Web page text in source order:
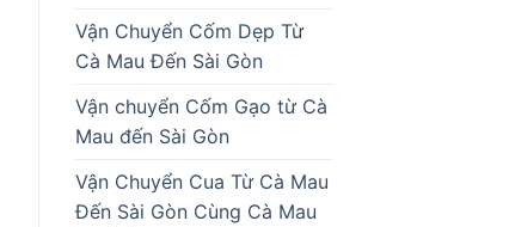
Vận Chuyển Cốm Dẹp Từ
Cà Mau Đến Sài Gòn
Vận chuyển Cốm Gạo từ Cà
Mau đến Sài Gòn
Vận Chuyển Cua Từ Cà Mau
Đến Sài Gòn Cùng Cà Mau